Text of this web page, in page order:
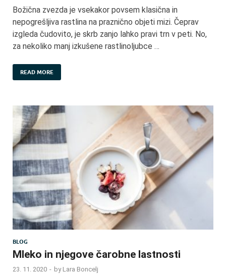
Božična zvezda je vsekakor povsem klasična in
nepogrešljiva rastlina na praznično objeti mizi. Čeprav
izgleda čudovito, je skrb zanjo lahko pravi trn v peti. No,
za nekoliko manj izkušene rastlinoljubce …
READ MORE
BLOG
Mleko in njegove čarobne lastnosti
23. 11. 2020 - by Lara Boncelj